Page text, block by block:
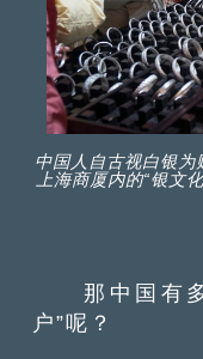
中国人自古视白银
上海商厦内的“银文
那中国有多
户”呢？